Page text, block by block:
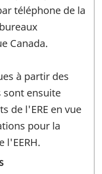
téléphone de la
Canada.
à partir des
ensuite
de l'ERE en vue
pour la
l'EERH.